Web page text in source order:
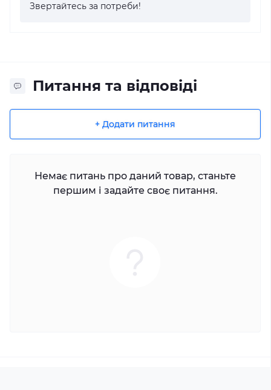
Звертайтесь за потреби!
Питання та відповіді
+ Додати питання
Немає питань про даний товар, станьте
першим і задайте своє питання.